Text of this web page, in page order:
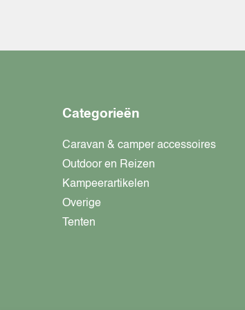
Categorieën
Caravan & camper accessoires
Outdoor en Reizen
Kampeerartikelen
Overige
Tenten